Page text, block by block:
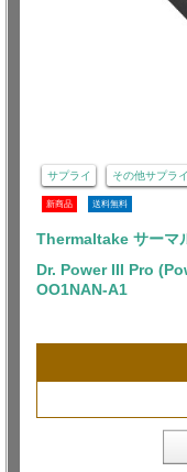
サプライ その他サプライ
新商品 送料無料
Thermaltake サーマ
Dr. Power III Pro
OO1NAN-A1